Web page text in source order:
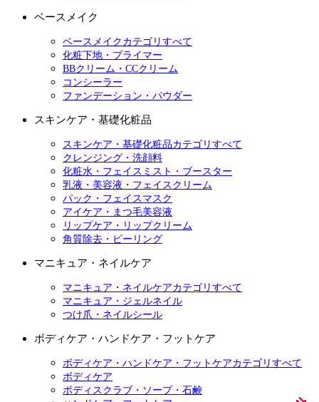
ベースメイク
ベースメイクカテゴリすべて
化粧下地・プライマー
BBクリーム・CCクリーム
コンシーラー
ファンデーション・パウダー
スキンケア・基礎化粧品
スキンケア・基礎化粧品カテゴリすべて
クレンジング・洗顔料
化粧水・フェイスミスト・ブースター
乳液・美容液・フェイスクリーム
パック・フェイスマスク
アイケア・まつ毛美容液
リップケア・リップクリーム
角質除去・ピーリング
マニキュア・ネイルケア
マニキュア・ネイルケアカテゴリすべて
マニキュア・ジェルネイル
つけ爪・ネイルシール
ボディケア・ハンドケア・フットケア
ボディケア・ハンドケア・フットケアカテゴリすべて
ボディケア
ボディスクラブ・ソープ・石鹸